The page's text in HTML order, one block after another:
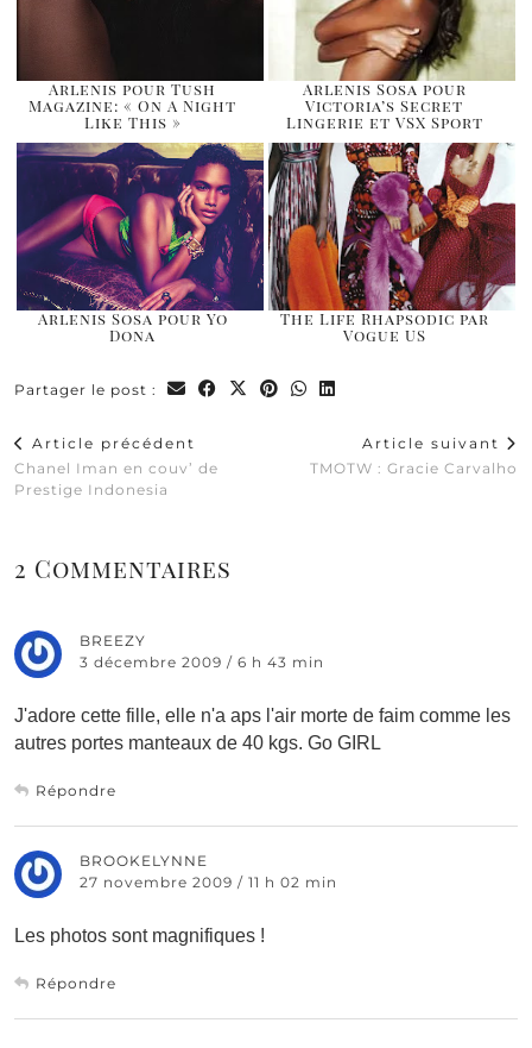
Arlenis pour Tush
Magazine: « On A Night
Like This »
Arlenis Sosa pour
Victoria’s Secret
Lingerie et VSX Sport
Arlenis Sosa pour Yo
Dona
The Life Rhapsodic par
Vogue US
Partager le post :
Article précédent
Chanel Iman en couv’ de
Prestige Indonesia
Article suivant
TMOTW : Gracie Carvalho
2 Commentaires
BREEZY
3 décembre 2009 / 6 h 43 min
J'adore cette fille, elle n'a aps l'air morte de faim comme les
autres portes manteaux de 40 kgs. Go GIRL
Répondre
BROOKELYNNE
27 novembre 2009 / 11 h 02 min
Les photos sont magnifiques !
Répondre